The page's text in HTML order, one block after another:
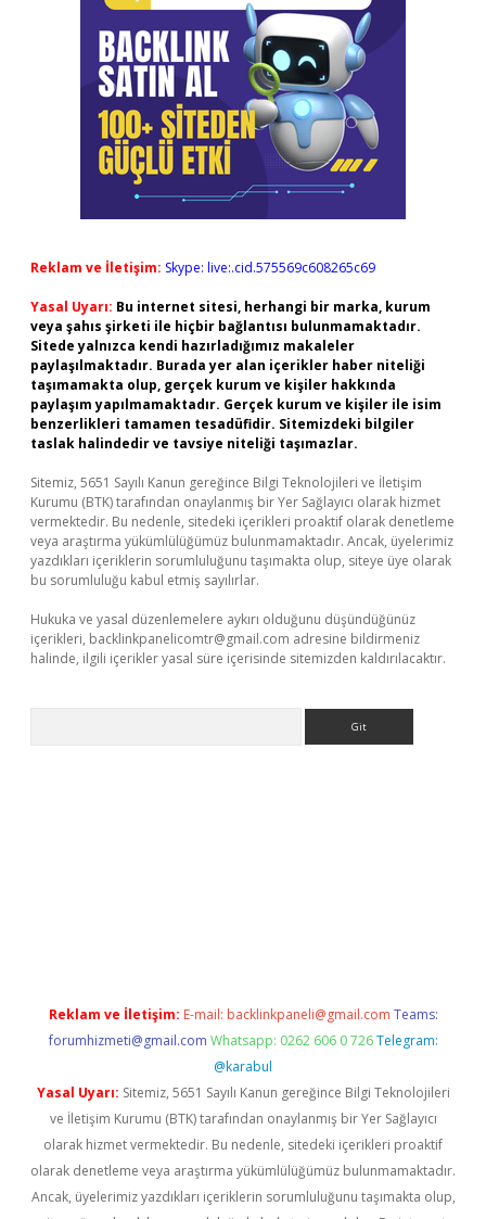
Reklam ve İletişim: Skype: live:.cid.575569c608265c69
Yasal Uyarı: Bu internet sitesi, herhangi bir marka, kurum
veya şahıs şirketi ile hiçbir bağlantısı bulunmamaktadır.
Sitede yalnızca kendi hazırladığımız makaleler
paylaşılmaktadır. Burada yer alan içerikler haber niteliği
taşımamakta olup, gerçek kurum ve kişiler hakkında
paylaşım yapılmamaktadır. Gerçek kurum ve kişiler ile isim
benzerlikleri tamamen tesadüfidir. Sitemizdeki bilgiler
taslak halindedir ve tavsiye niteliği taşımazlar.
Sitemiz, 5651 Sayılı Kanun gereğince Bilgi Teknolojileri ve İletişim
Kurumu (BTK) tarafından onaylanmış bir Yer Sağlayıcı olarak hizmet
vermektedir. Bu nedenle, sitedeki içerikleri proaktif olarak denetleme
veya araştırma yükümlülüğümüz bulunmamaktadır. Ancak, üyelerimiz
yazdıkları içeriklerin sorumluluğunu taşımakta olup, siteye üye olarak
bu sorumluluğu kabul etmiş sayılırlar.
Hukuka ve yasal düzenlemelere aykırı olduğunu düşündüğünüz
içerikleri, backlinkpanelicomtr@gmail.com adresine bildirmeniz
halinde, ilgili içerikler yasal süre içerisinde sitemizden kaldırılacaktır.
Reklam ve İletişim: E-mail: backlinkpaneli@gmail.com Teams:
forumhizmeti@gmail.com Whatsapp: 0262 606 0 726 Telegram:
@karabul
Yasal Uyarı: Sitemiz, 5651 Sayılı Kanun gereğince Bilgi Teknolojileri
ve İletişim Kurumu (BTK) tarafından onaylanmış bir Yer Sağlayıcı
olarak hizmet vermektedir. Bu nedenle, sitedeki içerikleri proaktif
olarak denetleme veya araştırma yükümlülüğümüz bulunmamaktadır.
Ancak, üyelerimiz yazdıkları içeriklerin sorumluluğunu taşımakta olup,